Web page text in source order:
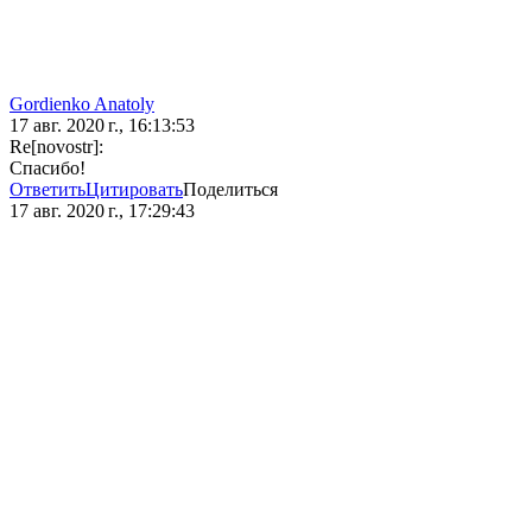
Gordienko Anatoly
17 авг. 2020 г., 16:13:53
Re[novostr]:
Спасибо!
ОтветитьЦитироватьПоделиться
17 авг. 2020 г., 17:29:43